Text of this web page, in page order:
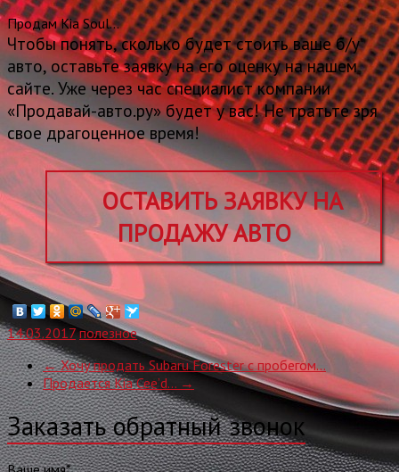
Продам Kia Soul…
Чтобы понять, сколько будет стоить ваше б/у
авто, оставьте заявку на его оценку на нашем
сайте. Уже через час специалист компании
«Продавай-авто.ру» будет у вас! Не тратьте зря
свое драгоценное время!
ОСТАВИТЬ ЗАЯВКУ НА
ПРОДАЖУ АВТО
14.03.2017 полезное
←Хочу продать Subaru Forester с пробегом…
Продается Kia Cee’d… →
Заказать обратный звонок